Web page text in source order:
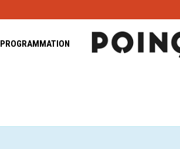
PROGRAMMATION